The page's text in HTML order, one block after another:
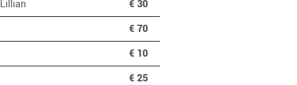
€ 30
€ 70
€ 10
€ 25